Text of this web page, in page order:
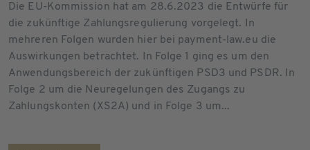
Die EU-Kommission hat am 28.6.2023 die Entwürfe für
die zukünftige Zahlungsregulierung vorgelegt. In
mehreren Folgen wurden hier bei payment-law.eu die
Auswirkungen betrachtet. In Folge 1 ging es um den
Anwendungsbereich der zukünftigen PSD3 und PSDR. In
Folge 2 um die Neuregelungen des Zugangs zu
Zahlungskonten (XS2A) und in Folge 3 um...